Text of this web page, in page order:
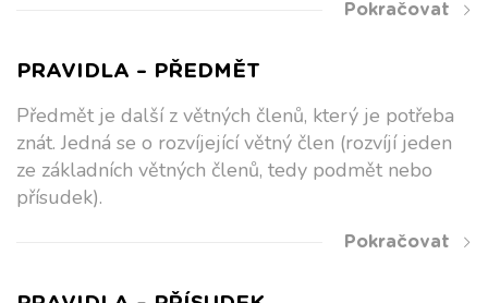
Pokračovat
PRAVIDLA – PŘEDMĚT
Předmět je další z větných členů, který je potřeba
znát. Jedná se o rozvíjející větný člen (rozvíjí jeden
ze základních větných členů, tedy podmět nebo
přísudek).
Pokračovat